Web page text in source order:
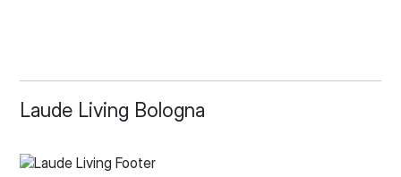
Laude Living Bologna